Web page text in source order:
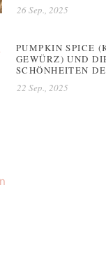
26 Sep., 2025
PUMPKIN SPICE
GEWÜRZ) UND
SCHÖNHEITEN
22 Sep., 2025